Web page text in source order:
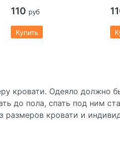
110 руб
Купить
кровати. Одеяло
до пола, спать под ним
размеров кровати и